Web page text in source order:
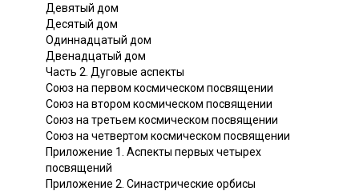
Девятый дом
Десятый дом
Одиннадцатый дом
Двенадцатый дом
Часть 2. Дуговые аспекты
Союз на первом космическом посвящении
Союз на втором космическом посвящении
Союз на третьем космическом посвящении
Союз на четвертом космическом посвящении
Приложение 1. Аспекты первых четырех
посвящений
Приложение 2. Синастрические орбисы